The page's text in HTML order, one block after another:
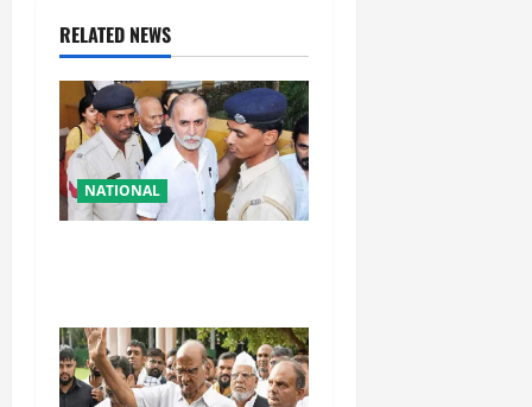
v
i
g
a
t
o
n
RELATED NEWS
NATIONAL